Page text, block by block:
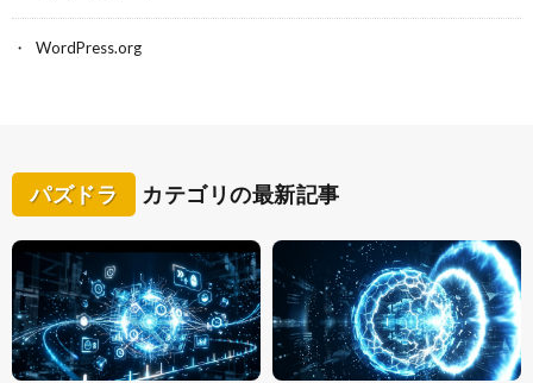
WordPress.org
パズドラ カテゴリの最新記事